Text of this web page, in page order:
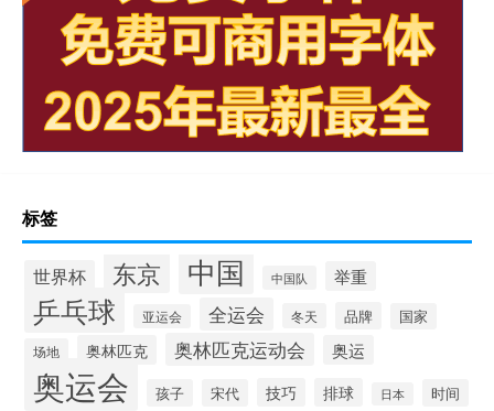
标签
世界杯 东京 中国 中国队 举重
乒乓球 亚运会 全运会 冬天 品牌 国家
场地 奥林匹克 奥林匹克运动会 奥运
奥运会 孩子 宋代 技巧 排球 日本 时间